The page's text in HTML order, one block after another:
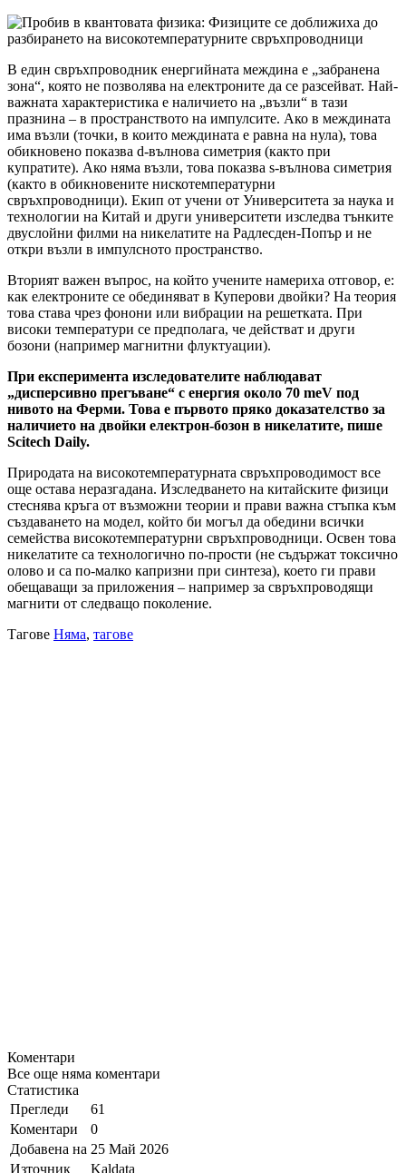
В един свръхпроводник енергийната междина е „забранена
зона“, която не позволява на електроните да се разсейват. Най-
важната характеристика е наличието на „възли“ в тази
празнина – в пространството на импулсите. Ако в междината
има възли (точки, в които междината е равна на нула), това
обикновено показва d-вълнова симетрия (както при
купратите). Ако няма възли, това показва s-вълнова симетрия
(както в обикновените нискотемпературни
свръхпроводници). Екип от учени от Университета за наука и
технологии на Китай и други университети изследва тънките
двуслойни филми на никелатите на Радлесден-Попър и не
откри възли в импулсното пространство.
Вторият важен въпрос, на който учените намериха отговор, е:
как електроните се обединяват в Куперови двойки? На теория
това става чрез фонони или вибрации на решетката. При
високи температури се предполага, че действат и други
бозони (например магнитни флуктуации).
При експеримента изследователите наблюдават
„дисперсивно прегъване“ с енергия около 70 meV под
нивото на Ферми. Това е първото пряко доказателство за
наличието на двойки електрон-бозон в никелатите, пише
Scitech Daily.
Природата на високотемпературната свръхпроводимост все
още остава неразгадана. Изследването на китайските физици
стеснява кръга от възможни теории и прави важна стъпка към
създаването на модел, който би могъл да обедини всички
семейства високотемпературни свръхпроводници. Освен това
никелатите са технологично по-прости (не съдържат токсично
олово и са по-малко капризни при синтеза), което ги прави
обещаващи за приложения – например за свръхпроводящи
магнити от следващо поколение.
Тагове Няма, тагове
Коментари
Все още няма коментари
Статистика
Прегледи
61
Коментари
0
Добавена на 25 Май 2026
Източник
Kaldata